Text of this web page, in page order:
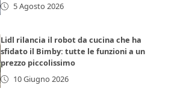
5 Agosto 2026
Lidl rilancia il robot da cucina che ha
sfidato il Bimby: tutte le funzioni a un
prezzo piccolissimo
10 Giugno 2026